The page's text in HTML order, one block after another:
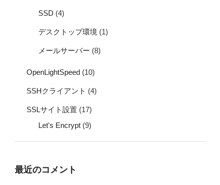
SSD (4)
デスクトップ環境 (1)
メールサーバー (8)
OpenLightSpeed (10)
SSHクライアント (4)
SSLサイト設置 (17)
Let's Encrypt (9)
最近のコメント